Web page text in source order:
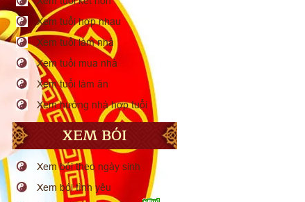
Xem tuổi hợp nhau
Xem tuổi làm nhà
Xem tuổi mua nhà
Xem tuổi làm ăn
Xem hướng nhà hợp tuổi
XEM BÓI
Xem bói theo ngày sinh
Xem bói tình yêu